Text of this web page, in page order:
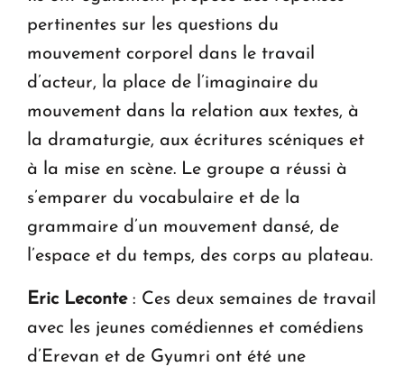
pertinentes sur les questions du
mouvement corporel dans le travail
d’acteur, la place de l’imaginaire du
mouvement dans la relation aux textes, à
la dramaturgie, aux écritures scéniques et
à la mise en scène. Le groupe a réussi à
s’emparer du vocabulaire et de la
grammaire d’un mouvement dansé, de
l’espace et du temps, des corps au plateau.
Eric Leconte: Ces deux semaines de travail
avec les jeunes comédiennes et comédiens
d’Erevan et de Gyumri ont été une